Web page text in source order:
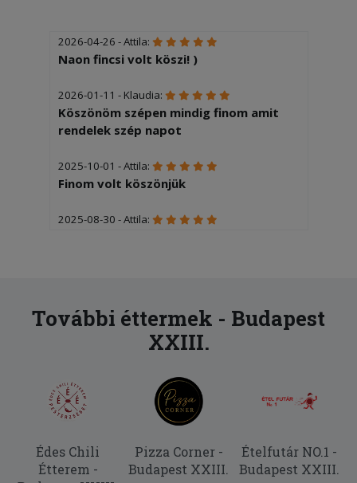
2026-04-26 - Attila:
Naon fincsi volt köszi! )
2026-01-11 - Klaudia:
Köszönöm szépen mindig finom amit
rendelek szép napot
2025-10-01 - Attila:
Finom volt köszönjük
2025-08-30 - Attila:
2025-08-18 - Attila:
Nagyon finom volt! Jó vastag
További éttermek - Budapest
XXIII.
Édes Chili
Étterem -
Pizza Corner -
Budapest XXIII.
Ételfutár NO.1 -
Budapest XXIII.